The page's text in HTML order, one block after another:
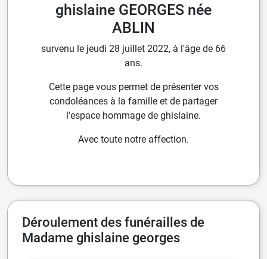
ghislaine GEORGES née
ABLIN
survenu le jeudi 28 juillet 2022, à l'âge de 66
ans.
Cette page vous permet de présenter vos
condoléances à la famille et de partager
l'espace hommage de ghislaine.
Avec toute notre affection.
Déroulement des funérailles de
Madame ghislaine georges